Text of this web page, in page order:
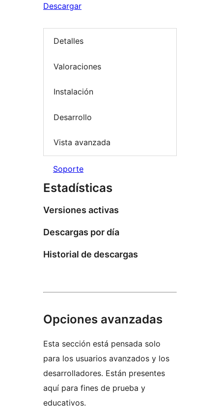
Descargar
Detalles
Valoraciones
Instalación
Desarrollo
Vista avanzada
Soporte
Estadísticas
Versiones activas
Descargas por día
Historial de descargas
Opciones avanzadas
Esta sección está pensada solo
para los usuarios avanzados y los
desarrolladores. Están presentes
aquí para fines de prueba y
educativos.